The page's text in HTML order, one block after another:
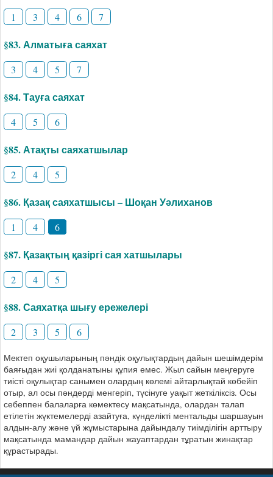
1 3 4 6 7
§83. Алматыға саяхат
3 4 5 7
§84. Тауға саяхат
4 5 6
§85. Атақты саяхатшылар
2 4 5
§86. Қазақ саяхатшысы – Шоқан Уәлиханов
1 4 6
§87. Қазақтың қазіргі сая хатшылары
2 4 5
§88. Саяхатқа шығу ережелері
2 3 5 6
Мектеп оқушыларының пәндік оқулықтардың дайын шешімдерім
баяғыдан жиі қолданатыны құпия емес. Жыл сайын меңгеруге
тиісті оқулықтар санымен олардың көлемі айтарлықтай көбейіп
отыр, ал осы пәндерді менгеріп, түсінуге уақыт жеткіліксіз. Осы
себеппен балаларға көмектесу мақсатында, олардан талап
етілетін жүктемелерді азайтуға, күнделікті ментальды шаршауын
алдын-алу және үй жұмыстарына дайындалу тиімділігін арттыру
мақсатында мамандар дайын жауаптардан тұратын жинақтар
құрастырады.